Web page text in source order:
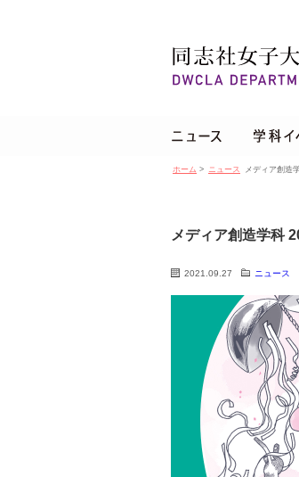
ホーム > ニュース メディア創造
メディア創造学科
2021.09.27 ニュース